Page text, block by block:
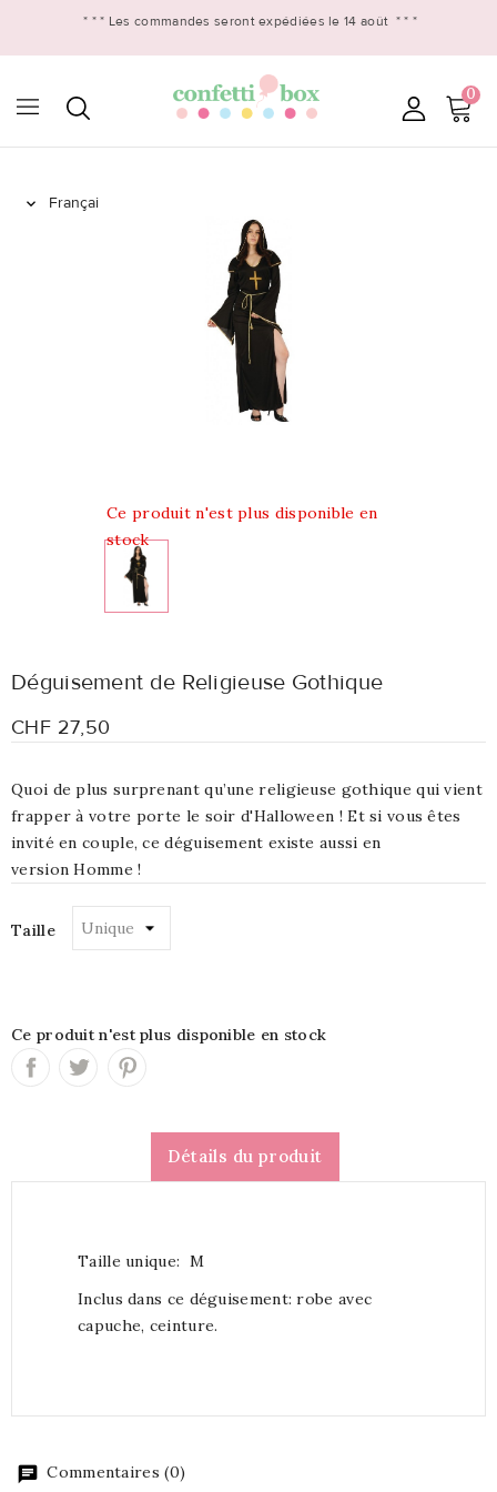
* * * Les commandes seront expédiées le 14 août * * *
0

Ce produit n'est plus disponible en
stock
Déguisement de Religieuse Gothique
CHF 27,50
Quoi de plus surprenant qu’une religieuse gothique qui vient
frapper à votre porte le soir d'Halloween ! Et si vous êtes
invité en couple, ce déguisement existe aussi en
version Homme !
Taille
Ce produit n'est plus disponible en stock
Détails du produit
Taille unique: M
Inclus dans ce déguisement: robe avec
capuche, ceinture.
Commentaires (0)